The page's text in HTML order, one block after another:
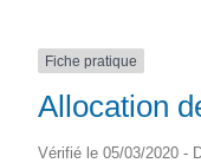
Fiche pratique
Allocation
Vérifié le 05/03/2020 -